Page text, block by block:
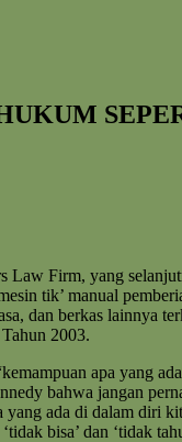
Law Firm, yang
tik’ manual
dan berkas lainnya
2003.
apa yang
bahwa jangan
ada di dalam diri
bisa’ dan ‘tidak